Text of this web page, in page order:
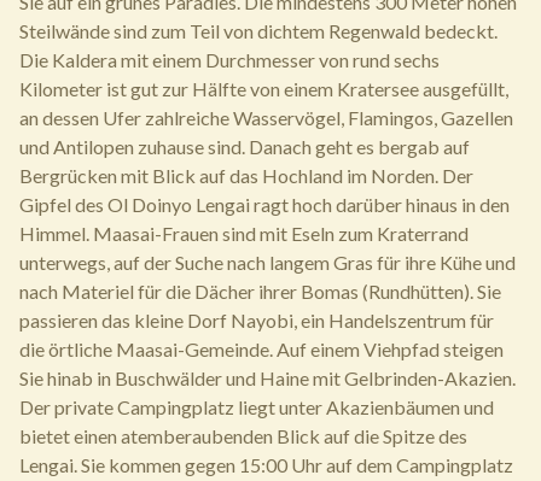
Steilwände sind zum Teil von dichtem Regenwald bedeckt.
Die Kaldera mit einem Durchmesser von rund sechs
Kilometer ist gut zur Hälfte von einem Kratersee ausgefüllt,
an dessen Ufer zahlreiche Wasservögel, Flamingos, Gazellen
und Antilopen zuhause sind. Danach geht es bergab auf
Bergrücken mit Blick auf das Hochland im Norden. Der
Gipfel des Ol Doinyo Lengai ragt hoch darüber hinaus in den
Himmel. Maasai-Frauen sind mit Eseln zum Kraterrand
unterwegs, auf der Suche nach langem Gras für ihre Kühe und
nach Materiel für die Dächer ihrer Bomas (Rundhütten). Sie
passieren das kleine Dorf Nayobi, ein Handelszentrum für
die örtliche Maasai-Gemeinde. Auf einem Viehpfad steigen
Sie hinab in Buschwälder und Haine mit Gelbrinden-Akazien.
Der private Campingplatz liegt unter Akazienbäumen und
bietet einen atemberaubenden Blick auf die Spitze des
Lengai. Sie kommen gegen 15:00 Uhr auf dem Campingplatz